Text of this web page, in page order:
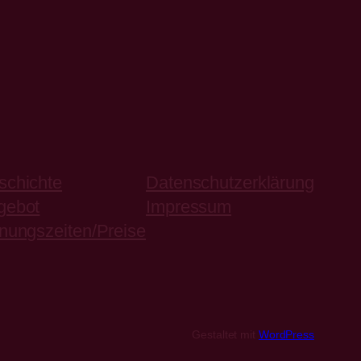
Preise
Datenschutzerklärung
Impressum
WordPress